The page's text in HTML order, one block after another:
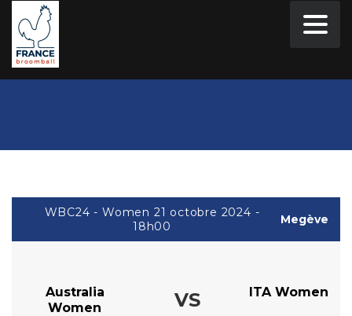
WBC24 - Women 21 octobre 2024 -
18h00
Megève
Australia
Women
VS ITA Women